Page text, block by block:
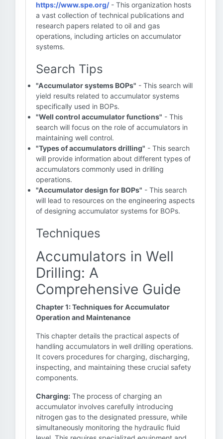
https://www.spe.org/- This organization hosts
a vast collection of technical publications and
research papers related to oil and gas
operations, including articles on accumulator
systems.
Search Tips
"Accumulator systems BOPs" - This search will
yield results related to accumulator systems
specifically used in BOPs.
"Well control accumulator functions" - This
search will focus on the role of accumulators in
maintaining well control.
"Types of accumulators drilling" - This search
will provide information about different types of
accumulators commonly used in drilling
operations.
"Accumulator design for BOPs" - This search
will lead to resources on the engineering aspects
of designing accumulator systems for BOPs.
Techniques
Accumulators in Well
Drilling: A
Comprehensive Guide
Chapter 1: Techniques for Accumulator
Operation and Maintenance
This chapter details the practical aspects of
handling accumulators in well drilling operations.
It covers procedures for charging, discharging,
inspecting, and maintaining these crucial safety
components.
Charging: The process of charging an
accumulator involves carefully introducing
nitrogen gas to the designated pressure, while
simultaneously monitoring the hydraulic fluid